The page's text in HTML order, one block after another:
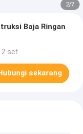
3/7
Baja Ringan
2 set
sekarang